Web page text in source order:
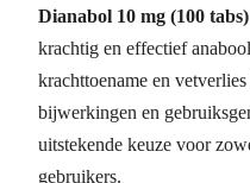
Dianabol 10 mg (100 tabs)
krachtig en effectief
krachttoename en
bijwerkingen en
uitstekende keuze voor
gebruikers.